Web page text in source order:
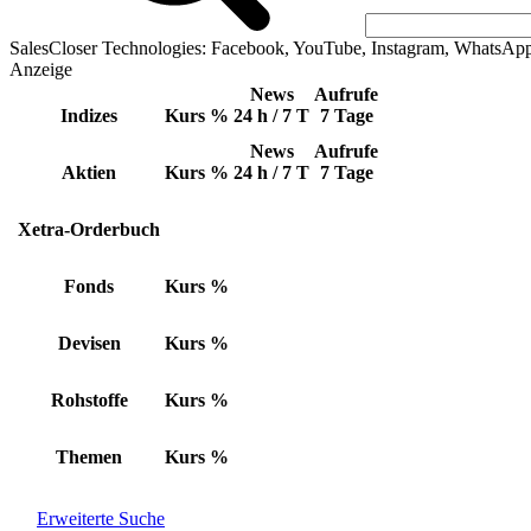
SalesCloser Technologies: Facebook, YouTube, Instagram,
Anzeige
Indizes Kurs %
News
24 h / 7 T
Aufrufe
7 Tage
Aktien Kurs %
News
24 h / 7 T
Aufrufe
7 Tage
Xetra-Orderbuch
Fonds Kurs %
Devisen Kurs %
Rohstoffe Kurs %
Themen Kurs %
Erweiterte Suche